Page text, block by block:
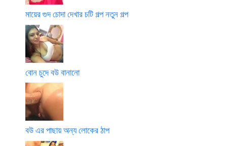
মায়ের গুদ চোদা দেখার চটি গল্প নতুন গল্প
বোন চুদে বউ বানানো
বউ এর পাছায় অন্য লোকের ঠাপ